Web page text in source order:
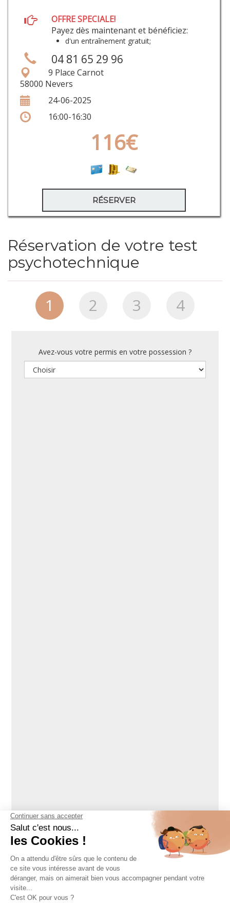
OFFRE SPECIALE!
Payez dès maintenant et bénéficiez:
d'un entraînement gratuit;
04 81 65 29 96
9 Place Carnot
58000 Nevers
24-06-2025
16:00-16:30
116€
RÉSERVER
Réservation de votre test
psychotechnique
1 2 3 4
Avez-vous votre permis en votre possession ?